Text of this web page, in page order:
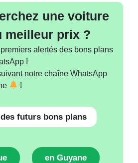
une voiture
meilleur prix ?
alertés des bons plans
!
notre chaîne WhatsApp
!
futurs bons plans
en Guyane